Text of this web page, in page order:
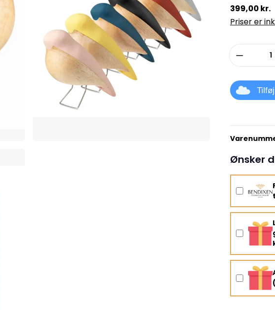
399,00 kr.
Priser er
Ønsker